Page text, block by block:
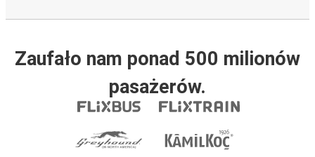
Zaufało nam ponad 500 milionów
pasażerów.